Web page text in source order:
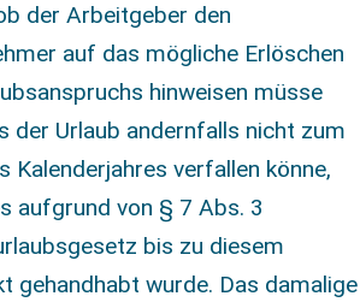
der Arbeitgeber den
auf das mögliche Erlöschen
hinweisen müsse
der Urlaub andernfalls nicht zum
Kalenderjahres verfallen könne,
aufgrund von § 7 Abs. 3
bis zu diesem
gehandhabt wurde. Das damalige